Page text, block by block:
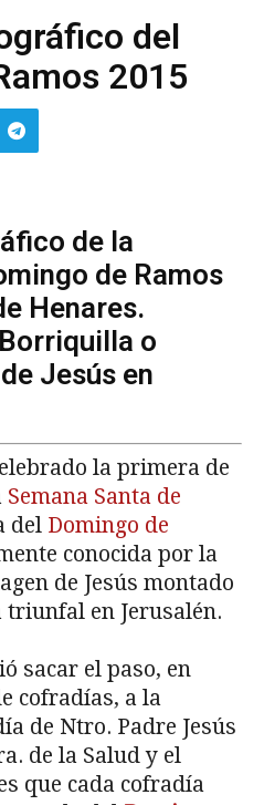
del
2015
de la
de Ramos
Henares.
o
Jesús en
la primera de
Semana Santa de
del Domingo de
conocida por la
de Jesús montado
triunfal en Jerusalén.
sacar el paso, en
cofradías, a la
de Ntro. Padre Jesús
de la Salud y el
que cada cofradía